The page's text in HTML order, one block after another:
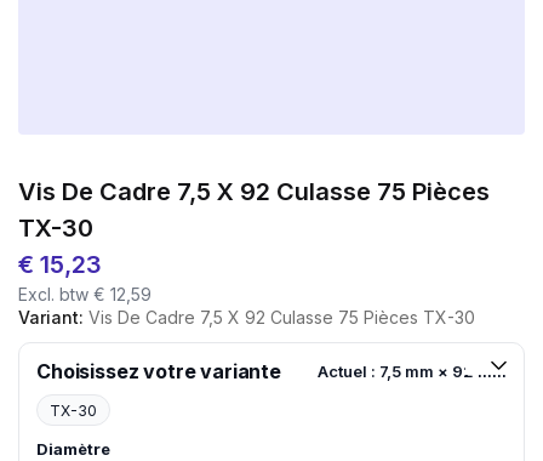
Vis De Cadre 7,5 X 92 Culasse 75 Pièces
TX-30
€ 15,23
Excl. btw € 12,59
Variant: Vis De Cadre 7,5 X 92 Culasse 75 Pièces TX-30
Choisissez votre variante Actuel : 7,5 mm × 92 mm
TX-30
Diamètre